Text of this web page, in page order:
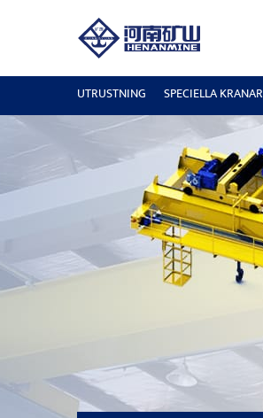
UTRUSTNING SPECIELLA KRANAR